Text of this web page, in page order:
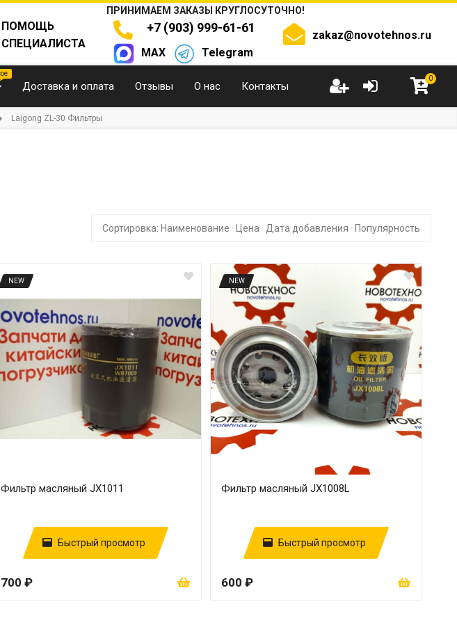
ПОМОЩЬ
СПЕЦИАЛИСТА
ПРИНИМАЕМ ЗАКАЗЫ КРУГЛОСУТОЧНО!
+7 (903) 999-61-61
MAX Telegram
zakaz@novotehnos.ru
Доставка и оплата Отзывы О нас Контакты
0
Laigong ZL-30 Фильтры
Сортировка: Наименование · Цена · Дата добавления · Популярность
NEW
Фильтр масляный JX1011
Быстрый просмотр
700 ₽
NEW
Фильтр масляный JX1008L
Быстрый просмотр
600 ₽